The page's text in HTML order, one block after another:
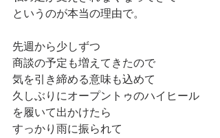
というのが本当の理由で。
先週から少しずつ
商談の予定も増えてきたので
気を引き締める意味も込めて
久しぶりにオープントゥのハイヒール
を履いて出かけたら
すっかり雨に振られて